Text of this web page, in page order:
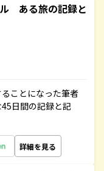
ある旅の記録と
ことになった筆者
日間の記録と記
詳細を見る